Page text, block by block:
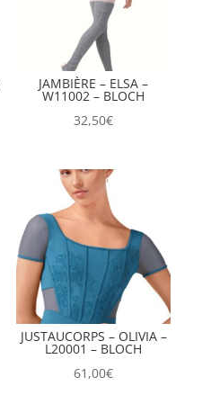
JAMBIÈRE – ELSA –
W11002 – BLOCH
32,50€
JUSTAUCORPS – OLIVIA –
L20001 – BLOCH
61,00€